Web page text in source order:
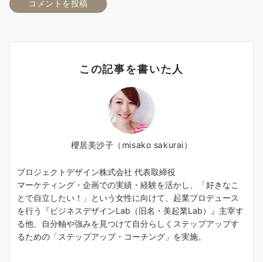
この記事を書いた人
櫻居美沙子（misako sakurai）
プロジェクトデザイン株式会社 代表取締役
マーケティング・企画での実績・経験を活かし、「好きなこ
とで自立したい！」という女性に向けて、起業プロデュース
を行う『ビジネスデザインLab（旧名・美起業Lab）』主宰す
る他、自分軸や強みを見つけて自分らしくステップアップす
るための「ステップアップ・コーチング」を実施。